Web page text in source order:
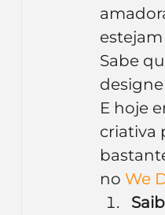
Sabe
E hoje
criativa
no We